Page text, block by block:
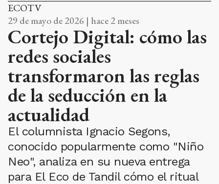
ECOTV
29 de mayo de 2026 | hace 2 meses
Cortejo Digital: cómo las
redes sociales
transformaron las reglas
de la seducción en la
actualidad
El columnista Ignacio Segons,
conocido popularmente como "Niño
Neo", analiza en su nueva entrega
para El Eco de Tandil cómo el ritual